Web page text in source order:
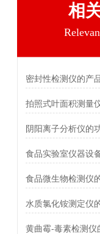
相
拍照式叶面积测量
水质氯化铵测定仪
黄曲霉-毒素检测仪